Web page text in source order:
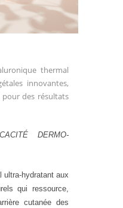
thermal
innovantes,
des résultats
DERMO-
ultra-hydratant aux
qui ressource,
cutanée des